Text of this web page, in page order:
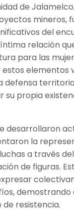
de
mineros,
del
relación
para las
elementos
defensa
su propia
desarrollaron
la
a través
de figuras.
demostrando
resistencia.